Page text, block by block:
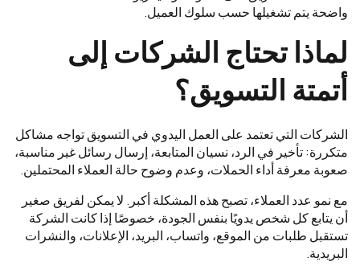
واضحة يتم تشغيلها حسب سلوك العميل.
لماذا تحتاج الشركات إلى
أتمتة التسويق؟
الشركات التي تعتمد على العمل اليدوي في التسويق تواجه مشاكل
متكررة: تأخير في الرد، نسيان المتابعة، إرسال رسائل غير مناسبة،
صعوبة معرفة أداء الحملات، وعدم وضوح حالة العملاء المحتملين.
مع نمو عدد العملاء، تصبح هذه المشكلة أكبر. لا يمكن لفريق صغير
أن يتابع كل شخص يدويًا بنفس الجودة، خصوصًا إذا كانت الشركة
تستقبل طلبات من الموقع، واتساب، البريد، الإعلانات، والنشرات
البريدية.